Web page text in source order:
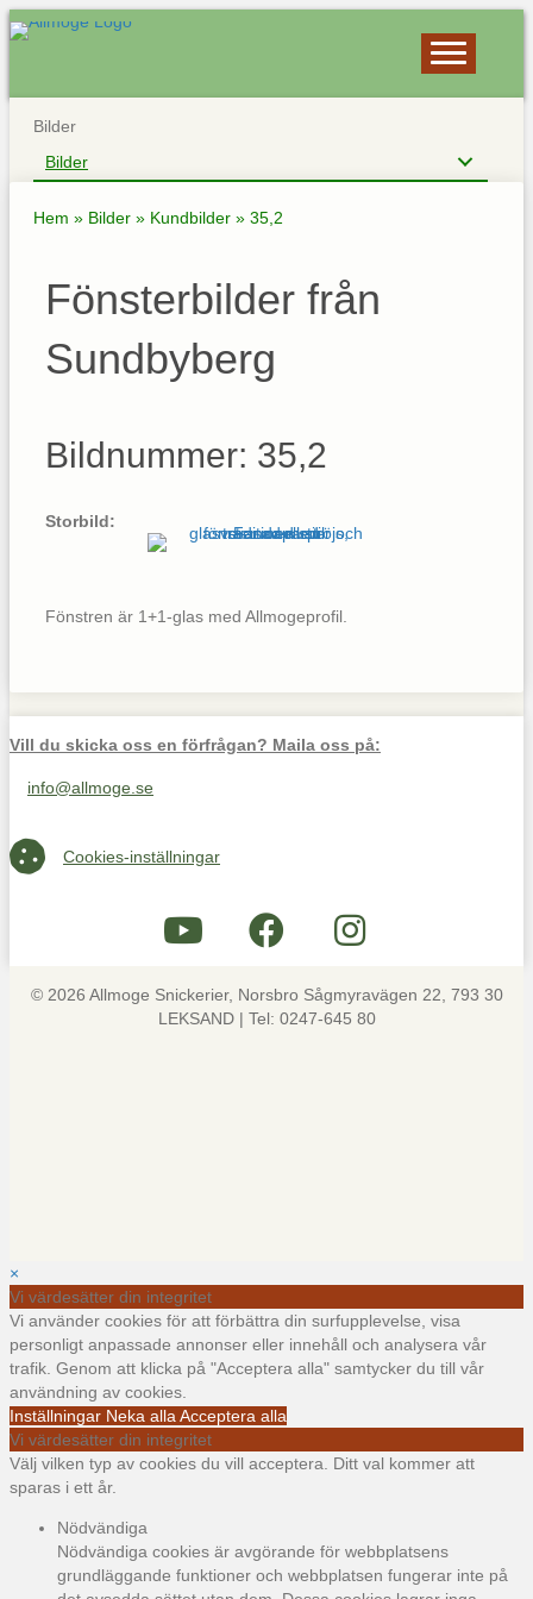
Bilder
Bilder
Hem » Bilder » Kundbilder » 35,2
Fönsterbilder från
Sundbyberg
Bildnummer: 35,2
Storbild:
Fönstren är 1+1-glas med Allmogeprofil.
Vill du skicka oss en förfrågan? Maila oss på:
Maila oss på info@allmoge.se
info@allmoge.se
Cookies-inställningar
Cookies-inställningar
© 2026 Allmoge Snickerier, Norsbro Sågmyravägen 22, 793 30
LEKSAND | Tel: 0247-645 80
×
Vi värdesätter din integritet
Vi använder cookies för att förbättra din surfupplevelse, visa
personligt anpassade annonser eller innehåll och analysera vår
trafik. Genom att klicka på "Acceptera alla" samtycker du till vår
användning av cookies.
Inställningar Neka alla Acceptera alla
Vi värdesätter din integritet
Välj vilken typ av cookies du vill acceptera. Ditt val kommer att
sparas i ett år.
Nödvändiga
Nödvändiga cookies är avgörande för webbplatsens
grundläggande funktioner och webbplatsen fungerar inte på